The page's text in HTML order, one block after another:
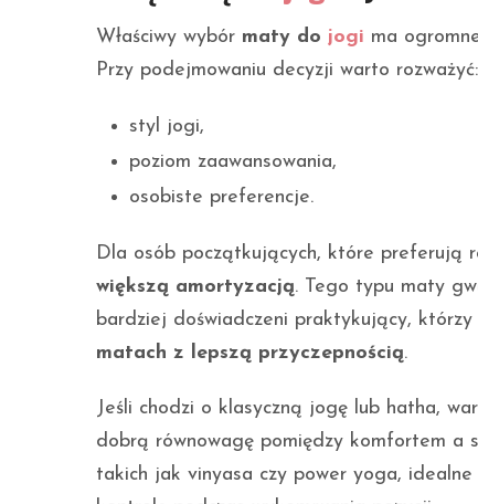
Właściwy wybór maty do jogi ma
Przy podejmowaniu decyzji warto rozważyć:
styl jogi,
poziom zaawansowania,
osobiste preferencje.
Dla osób początkujących, które preferują
większą amortyzacją. Tego typu maty
bardziej doświadczeni praktykujący,
matach z lepszą przyczepnością.
Jeśli chodzi o klasyczną jogę lub hatha,
dobrą równowagę pomiędzy komfortem a
takich jak vinyasa czy power yoga,